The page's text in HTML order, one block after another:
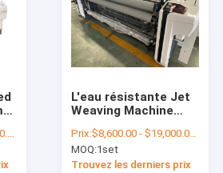
L'eau résistante Jet
Weaving Machine
densité de fente de
TUFS 1000rpm
Prix:$8,600.00 - $19,000.00/sets
MOQ:1set
Trouvez les derniers prix